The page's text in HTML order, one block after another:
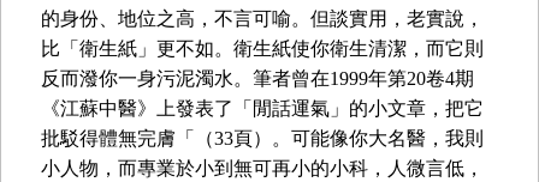
的身份、地位之高，不言可喻。但談實用，老實說，
比「衛生紙」更不如。衛生紙使你衛生清潔，而它則
反而潑你一身污泥濁水。筆者曾在1999年第20卷4期
《江蘇中醫》上發表了「閒話運氣」的小文章，把它
批駁得體無完膚「（33頁）。可能像你大名醫，我則
小人物，而專業於小到無可再小的小科，人微言低，